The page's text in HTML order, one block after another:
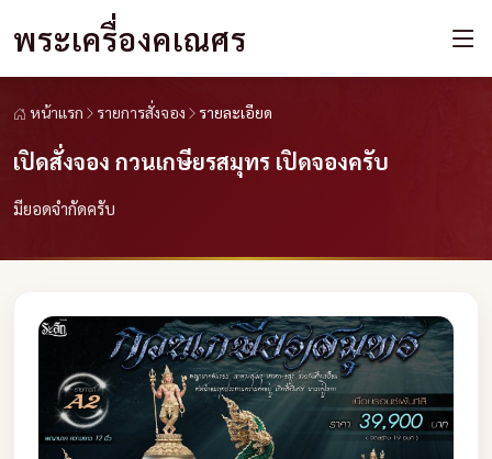
พระเครื่องคเณศร
หน้าแรก รายการสั่งจอง รายละเอียด
เปิดสั่งจอง กวนเกษียรสมุทร เปิดจองครับ
มียอดจำกัดครับ